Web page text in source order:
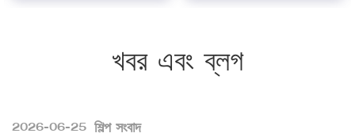
খবর এবং ব্লগ
2026-06-25 শিল্প সংবাদ